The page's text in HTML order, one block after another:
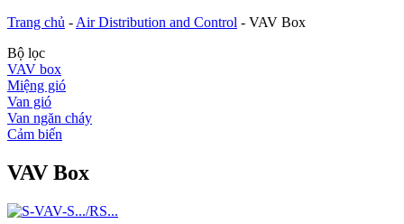
Trang chủ - Air Distribution and Control - VAV Box
Bộ lọc
VAV box
Miệng gió
Van gió
Van ngăn cháy
Cảm biến
VAV Box